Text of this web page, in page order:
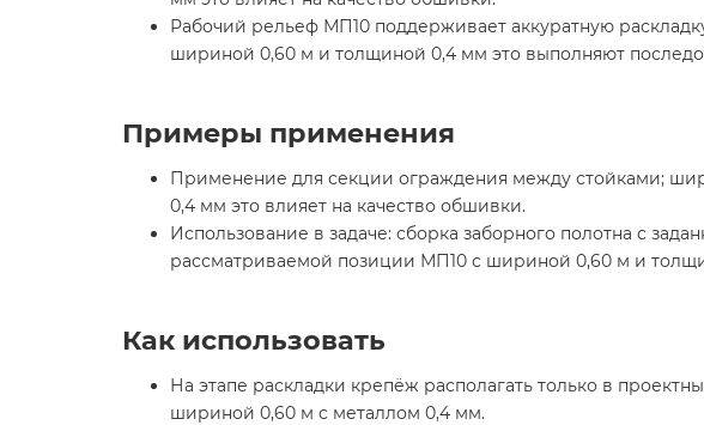
Рабочий рельеф МП10 поддерживает аккуратную
шириной 0,60 м и толщиной 0,4 мм это выполняют
Примеры применения
Применение для секции ограждения между стойками;
0,4 мм это влияет на качество обшивки.
Использование в задаче: сборка заборного полотна с
рассматриваемой позиции МП10 с шириной 0,60 м и
Как использовать
На этапе раскладки крепёж располагать только в
шириной 0,60 м с металлом 0,4 мм.